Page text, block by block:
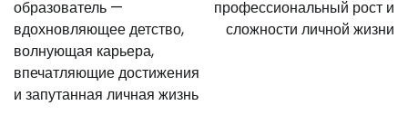
образователь —
вдохновляющее детство,
волнующая карьера,
впечатляющие достижения
и запутанная личная жизнь
профессиональный рост и
сложности личной жизни